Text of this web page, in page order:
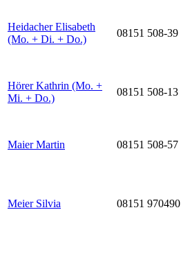
Heidacher Elisabeth
(Mo. + Di. + Do.)
08151 508-39
Hörer Kathrin (Mo. +
Mi. + Do.)
08151 508-13
Maier Martin 08151 508-57
Meier Silvia 08151 970490